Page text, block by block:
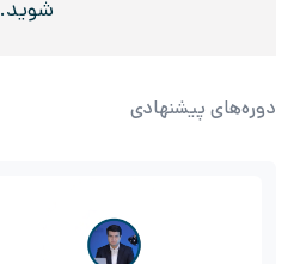
شوید.
دوره‌های پیشنهادی